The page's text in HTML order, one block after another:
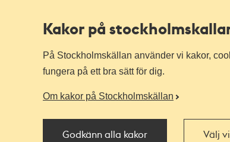
Kakor på
På Stockholmskällan använder vi kakor,
fungera på ett bra sätt för dig.
Om kakor på Stockholmskällan
Godkänn alla kakor Välj